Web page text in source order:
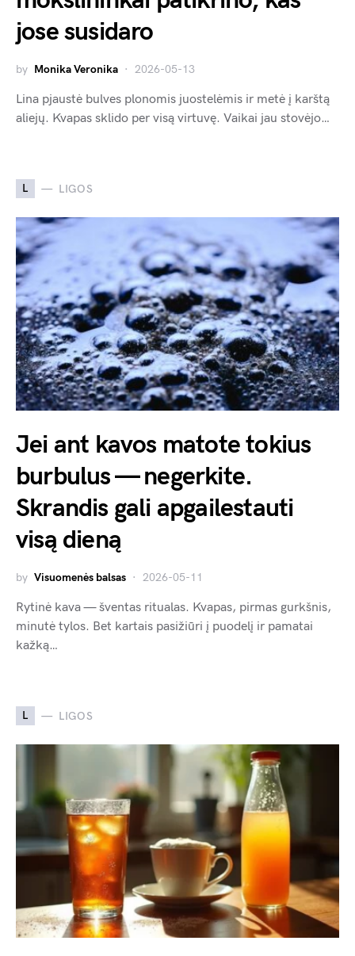
jose susidaro
by Monika Veronika 2026-05-13
Lina pjaustė bulves plonomis juostelėmis ir metė į karštą
aliejų. Kvapas sklido per visą virtuvę. Vaikai jau stovėjo…
L LIGOS
Jei ant kavos matote tokius
burbulus — negerkite.
Skrandis gali apgailestauti
visą dieną
by Visuomenės balsas 2026-05-11
Rytinė kava — šventas ritualas. Kvapas, pirmas gurkšnis,
minutė tylos. Bet kartais pasižiūri į puodelį ir pamatai
kažką…
L LIGOS